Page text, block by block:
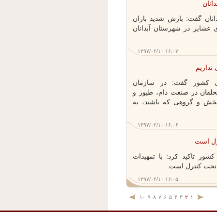
گفت: بارش شدید باران
های عشایر در شهرستان آبدانان
۱۳۹۷/۰۲/۱۰ ۱۶:۰۷
کشور گفت: در سازمان
در صنعت دام، طیور و
و گروهی که باشند، به
۱۳۹۷/۰۲/۱۰ ۱۶:۰۶
است
تاکید کرد: با تمهیدات
کنترل است.
۱۳۹۷/۰۲/۱۰ ۱۶:۰۵
۱ ۲ ۳ ۴ ۵ ۶ ۷ ۸ ۹ ۱۰